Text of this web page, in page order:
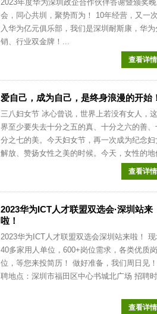
2023年度华为深圳政企合作伙伴答谢暨颁奖晚
会，同心共圳，聚势而为！ 10年经营，又一
入华为亿元俱乐部，我们是深圳耐斯康，华为
销、行业双金牌！...
查看详
爱自己，成为自己，是终身浪漫的开始
三八妇女节 冰心曾说，世界上若没有女人，
界至少要失去十分之五的真、十分之六的善、
分之七的美。今天妇女节，再一次成为纪念妇
解放、赞扬女性之美的时候。今天，女性的
查看详
2023华为ICT人才联盟双选会·深圳站来
啦！
2023华为ICT人才联盟双选会深圳站来啦！
40多家用人单位，600+岗位需求，各类优质岗
位，等您来投简历！ 做好准备，我们周日见
聘地点：深圳市福田区中心书城北广场 招聘时
查看详